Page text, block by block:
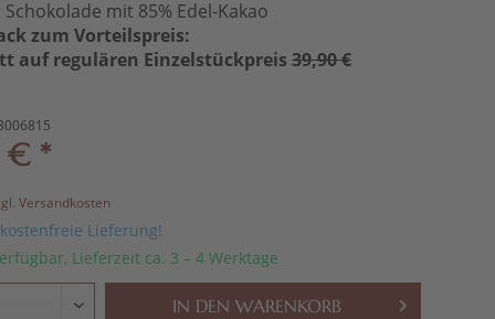
mit 85% Edel-Kakao
zum Vorteilspreis:
auf regulären Einzelstückpreis39,90 €
€ *
Versandkosten
Lieferung!
Lieferzeit ca. 3 – 4 Werktage
IN DEN WARENKORB